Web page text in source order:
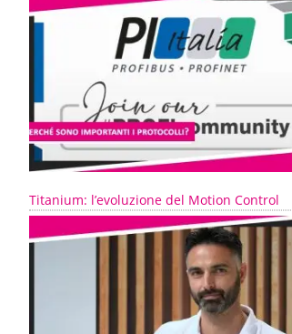
Titanium: l’evoluzione del Motion Control